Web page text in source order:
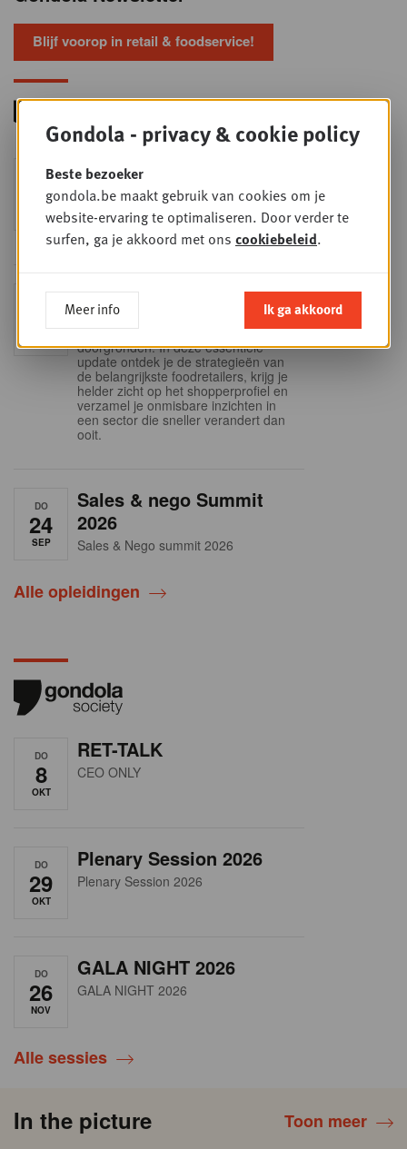
Blijf voorop in retail & foodservice!
WOE
9
SEP
Foodservice - Joint
business planning
Intro to Negotiation: Succes aan de
onderhandelingstafel is geen toeval!
15
Into Retail - Sold out
Mis deze unieke kans niet om het
Belgische retaillandschap volledig te
doorgronden. In deze essentiële
update ontdek je de strategieën van
de belangrijkste foodretailers, krijg je
helder zicht op het shopperprofiel en
verzamel je onmisbare inzichten in
een sector die sneller verandert dan
ooit.
DO
24
SEP
Sales & nego Summit
2026
Sales & Nego summit 2026
Alle opleidingen
DO
8
OKT
RET-TALK
CEO ONLY
DO
29
OKT
Plenary Session 2026
Plenary Session 2026
DO
26
NOV
GALA NIGHT 2026
GALA NIGHT 2026
Alle sessies
In the picture Toon meer
Gondola - privacy & cookie policy
Beste bezoeker
gondola.be maakt gebruik van cookies om je
website-ervaring te optimaliseren. Door verder te
surfen, ga je akkoord met ons cookiebeleid.
Meer info Ik ga akkoord